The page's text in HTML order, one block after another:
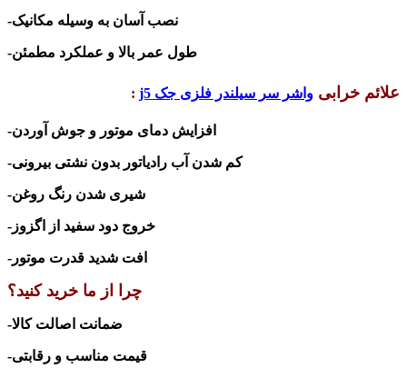
-نصب آسان به وسیله مکانیک
-طول عمر بالا و عملکرد مطمئن
علائم خرابی واشر سر سیلندر فلزی جک j5 :
-افزایش دمای موتور و جوش آوردن
-کم شدن آب رادیاتور بدون نشتی بیرونی
-خروج دود سفید از اگزوز
-افت شدید قدرت موتور
چرا از ما خرید کنید؟
-ضمانت اصالت کالا
-قیمت مناسب و رقابتی